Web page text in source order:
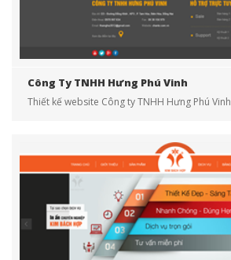
Công Ty TNHH Hưng Phú Vinh
Thiết kế website Công ty TNHH Hưng Phú Vinh